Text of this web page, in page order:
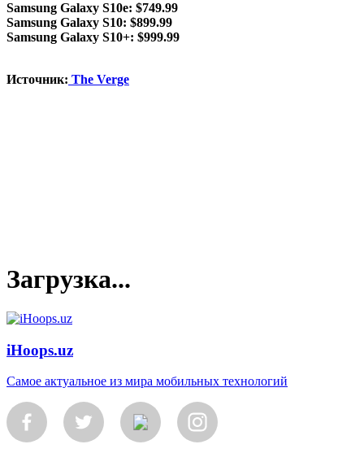
Samsung Galaxy S10e: $749.99
Samsung Galaxy S10: $899.99
Samsung Galaxy S10+: $999.99
Источник: The Verge
Загрузка...
iHoops.uz
Самое актуальное из мира мобильных технологий